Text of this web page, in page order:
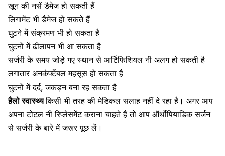
खून की नसें डैमेज हो सकती हैं
लिगामेंट भी डैमेज हो सकते हैं
घुटने में संक्रमण भी हो सकता है
घुटनों में ढीलापन भी आ सकता है
सर्जरी के समय जोड़े गए स्थान से आर्टिफिशियल नी अलग हो सकती है
लगातार अनकंर्फ्टेबल महसूस हो सकता है
घुटनों में दर्द, जकड़न बना रह सकता है
हैलो स्वास्थ्यकिसी भी तरह की मेडिकल सलाह नहीं दे रहा है। अगर आप
अपना टोटल नी रिप्लेसमेंट कराना चाहते हैं तो आप ऑर्थोपियाडिक सर्जन
से सर्जरी के बारे में जरूर पूछ लें।